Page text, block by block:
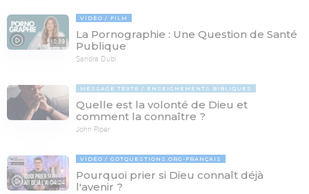
18:39
VIDÉO FILM
La Pornographie : Une Question de Santé
Publique
Sandra Dubi
MESSAGE TEXTE ENSEIGNEMENTS BIBLIQUES
Quelle est la volonté de Dieu et
comment la connaître ?
John Piper
04:24
VIDÉO GOTQUESTIONS.ORG-FRANÇAIS
Pourquoi prier si Dieu connaît déjà
l'avenir ?